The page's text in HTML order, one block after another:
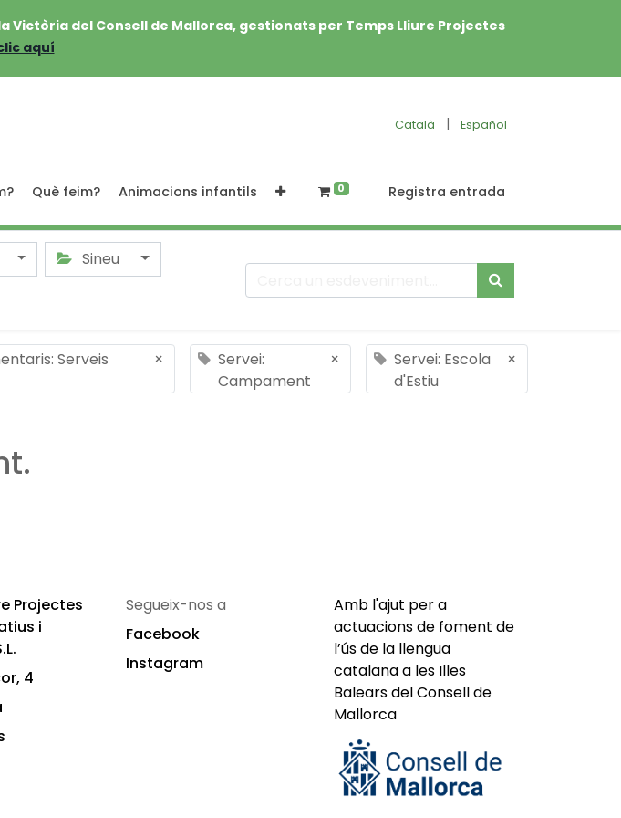
del Consell de Mallorca, gestionats per Temps Lliure Projectes
aquí
Català | Español
Què feim? Animacions infantils 0 Registra entrada
Sineu
Serveis
×
Servei:
Campament
×
Servei: Escola
d'Estiu
×
Projectes
i
4
Segueix-nos a
Facebook
Instagram
Amb l'ajut per a
actuacions de foment de
l’ús de la llengua
catalana a les Illes
Balears del Consell de
Mallorca